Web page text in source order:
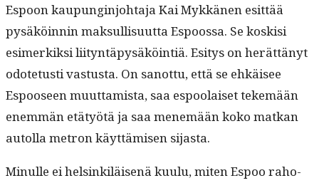
Espoon kaupung­in­jo­hta­ja Kai Mykkä­nen esit­tää
pysäköin­nin mak­sullisu­ut­ta Espoos­sa. Se koskisi
esimerkik­si liityn­täpysäköin­tiä. Esi­tys on herät­tänyt
odote­tusti vas­tus­ta. On san­ot­tu, että se ehkäisee
Espooseen muut­tamista, saa espoolaiset tekemään
enem­män etä­työtä ja saa men­emään koko matkan
autol­la metron käyt­tämisen sijasta.
Min­ulle ei helsinkiläisenä kuu­lu, miten Espoo raho­